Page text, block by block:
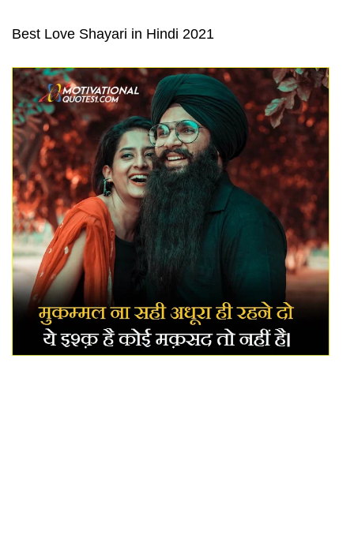
Best Love Shayari in Hindi 2021